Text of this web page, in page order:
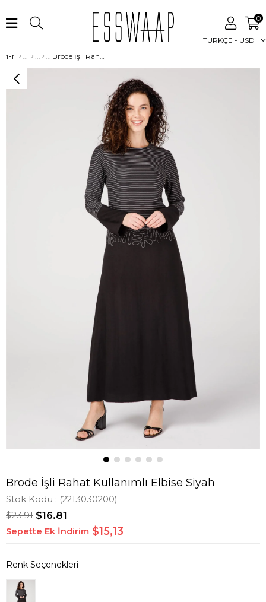
TÜRKÇE - USD
0
Brode İşli Rahat Kullanımlı Elbise Siyah
Brode İşli Rahat Kullanımlı Elbise Siyah
Stok Kodu (2213030200)
$23.91 $16.81
Sepette Ek İndirim $15,13